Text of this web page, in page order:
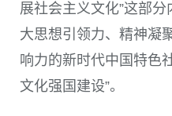
展社会主义文化”这部
大思想引领力、精神凝
响力的新时代中国特色
文化强国建设”。